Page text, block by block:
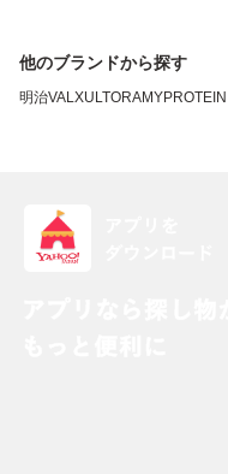
他のブランドから探す
明治VALXULTORAMYPROTEIN